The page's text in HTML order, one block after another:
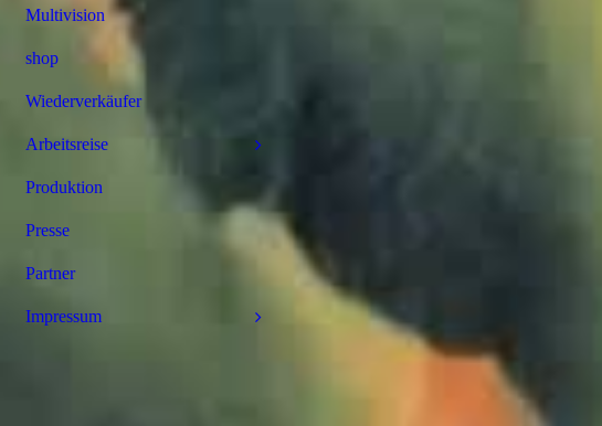
Multivision
shop
Wiederverkäufer
Arbeitsreise
Produktion
Presse
Partner
Impressum